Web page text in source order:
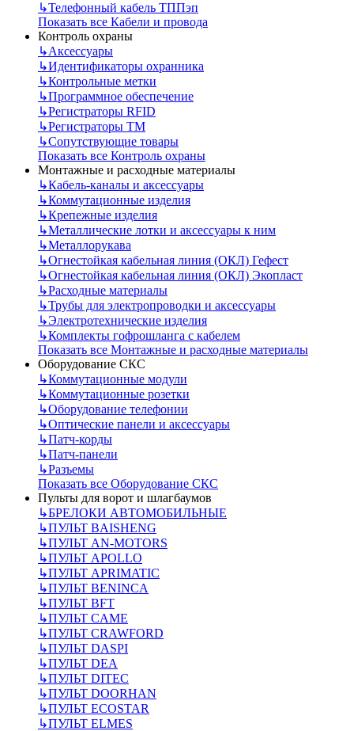
↳Телефонный кабель ТППэп
Показать все Кабели и провода
Контроль охраны
↳Аксессуары
↳Идентификаторы охранника
↳Контрольные метки
↳Программное обеспечение
↳Регистраторы RFID
↳Регистраторы ТМ
↳Сопутствующие товары
Показать все Контроль охраны
Монтажные и расходные материалы
↳Кабель-каналы и аксессуары
↳Коммутационные изделия
↳Крепежные изделия
↳Металлические лотки и аксессуары к ним
↳Металлорукава
↳Огнестойкая кабельная линия (ОКЛ) Гефест
↳Огнестойкая кабельная линия (ОКЛ) Экопласт
↳Расходные материалы
↳Трубы для электропроводки и аксессуары
↳Электротехнические изделия
↳Комплекты гофрошланга с кабелем
Показать все Монтажные и расходные материалы
Оборудование СКС
↳Коммутационные модули
↳Коммутационные розетки
↳Оборудование телефонии
↳Оптические панели и аксессуары
↳Патч-корды
↳Патч-панели
↳Разъемы
Показать все Оборудование СКС
Пульты для ворот и шлагбаумов
↳БРЕЛОКИ АВТОМОБИЛЬНЫЕ
↳ПУЛЬТ BAISHENG
↳ПУЛЬТ AN-MOTORS
↳ПУЛЬТ APOLLO
↳ПУЛЬТ APRIMATIC
↳ПУЛЬТ BENINCA
↳ПУЛЬТ BFT
↳ПУЛЬТ CAME
↳ПУЛЬТ CRAWFORD
↳ПУЛЬТ DASPI
↳ПУЛЬТ DEA
↳ПУЛЬТ DITEC
↳ПУЛЬТ DOORHAN
↳ПУЛЬТ ECOSTAR
↳ПУЛЬТ ELMES